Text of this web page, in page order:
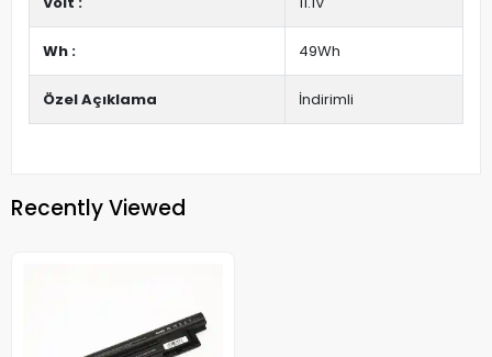
Wh : 49Wh
Özel Açıklama İndirimli
Recently Viewed